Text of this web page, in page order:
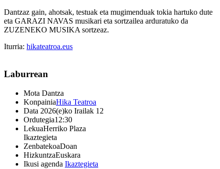
Dantzaz gain, ahotsak, testuak eta mugimenduak tokia hartuko dute
eta GARAZI NAVAS musikari eta sortzailea arduratuko da
ZUZENEKO MUSIKA sortzeaz.
Iturria: hikateatroa.eus
Laburrean
Mota Dantza
KonpainiaHika Teatroa
Data 2026(e)ko Irailak 12
Ordutegia12:30
LekuaHerriko Plaza
Ikaztegieta
ZenbatekoaDoan
HizkuntzaEuskara
Ikusi agenda Ikaztegieta